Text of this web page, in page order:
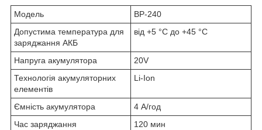
Модель
BP-240
Допустима температура для
заряджання АКБ
від +5 °C до +45 °C
Напруга акумулятора
20V
Технологія акумуляторних
елементів
Li-Ion
Ємність акумулятора
4 А/год
Час заряджання
120 мин